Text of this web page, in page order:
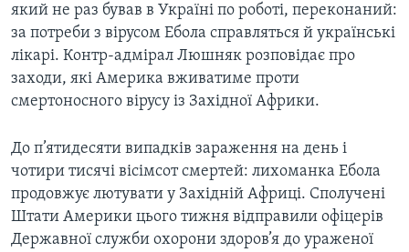
який не раз бував в Україні по роботі, переконаний:
за потреби з вірусом Ебола справляться й українські
лікарі. Контр-адмірал Люшняк розповідає про
заходи, які Америка вживатиме проти
смертоносного вірусу із Західної Африки.
До п’ятидесяти випадків зараження на день і
чотири тисячі вісімсот смертей: лихоманка Ебола
продовжує лютувати у Західній Африці. Сполучені
Штати Америки цього тижня відправили офіцерів
Державної служби охорони здоров’я до ураженої